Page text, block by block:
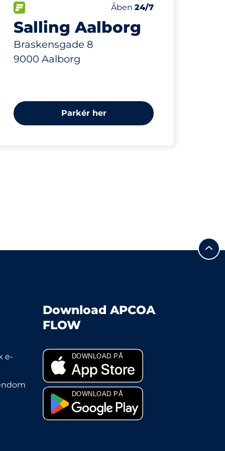
Salling Aalborg
Braskensgade 8
9000 Aalborg
Antal parkeringspladser:
Antal pladser i alt&nbsp
Torsdag&nbsp
Åben 24/7
Parkér her
e-
Download APCOA
FLOW